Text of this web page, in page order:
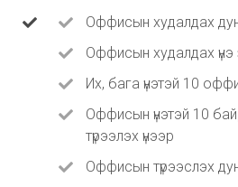
Оффисын худалдах
Оффисын худалдах үнэ
Их, бага үнэтэй 10
Оффисын үнэтэй 10
түрээлэх үнээр
Оффисын түрээслэх